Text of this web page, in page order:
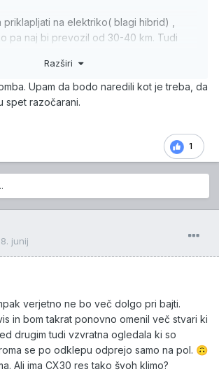
na elektriko( blagi hibrid) ,
pa naj bi prevozil od 30-40 km. Tudi
Razširi
Upam da bodo naredili kot je treba, da
spet razočarani.
1
junij
verjetno ne bo več dolgo pri bajti.
in bom takrat ponovno omenil več stvari ki
drugim tudi vzvratna ogledala ki so
se po odklepu odprejo samo na pol. 🙃
Ali ima CX30 res tako švoh klimo?